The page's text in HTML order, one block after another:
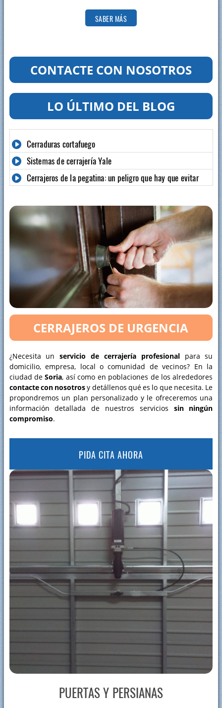
SABER MÁS
CONTACTE CON NOSOTROS
LO ÚLTIMO DEL BLOG
Cerraduras cortafuego
Sistemas de cerrajería Yale
Cerrajeros de la pegatina: un peligro que hay que evitar
Sillas de montar
Persianas eléctricas
La puerta de su garaje automática
Persianas
La utilidad de una llave maestra
Candados de seguridad
Cambio de cerradura
Marca de cerraduras Fichet
Rejas y vallas
Instalación de cerraduras anti-ladrones
Instalación de cerraduras Lince
Amaestramiento de bombines para comunidades
Apertura de puertas acorazadas
Cerraduras Fichet en Soria
Cambio de bombín
Cerrajeros: FAC Seguridad
Cerrajeros: instalación de cerrajería Mottura
¿Necesita abrir su puerta blindada?
Instalación de cerraduras BTV
Cerrajeros 24 horas
Montaje de rejas para ventanas
Alarmas sin cuotas
Abrir puertas de seguridad
Evite a los ladrones en casa
Instalación de cerraduras de sobreponer multipunto Tesa
CERRAJEROS DE URGENCIA
¿Necesita unservicio de cerrajería profesionalpara su
domicilio, empresa, local o comunidad de vecinos? En la
ciudad deSoria, así como en poblaciones de los alrededores
contacte con nosotrosy detállenos qué es lo que necesita. Le
propondremos un plan personalizado y le ofreceremos una
información detallada de nuestros servicios sin ningún
compromiso.
PIDA CITA AHORA
PUERTAS Y PERSIANAS